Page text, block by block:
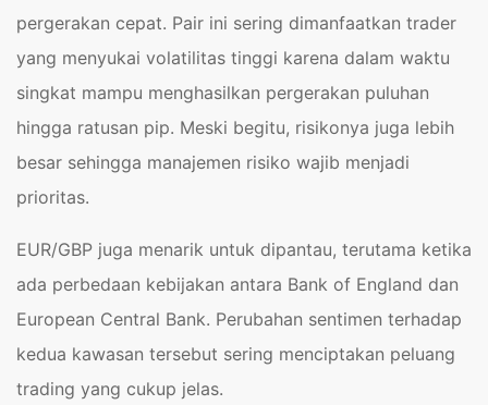
pergerakan cepat. Pair ini sering dimanfaatkan trader
yang menyukai volatilitas tinggi karena dalam waktu
singkat mampu menghasilkan pergerakan puluhan
hingga ratusan pip. Meski begitu, risikonya juga lebih
besar sehingga manajemen risiko wajib menjadi
prioritas.
EUR/GBP juga menarik untuk dipantau, terutama ketika
ada perbedaan kebijakan antara Bank of England dan
European Central Bank. Perubahan sentimen terhadap
kedua kawasan tersebut sering menciptakan peluang
trading yang cukup jelas.